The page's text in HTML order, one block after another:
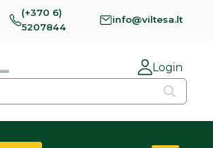
(+370 6)
5207844
info@viltesa.lt
Login